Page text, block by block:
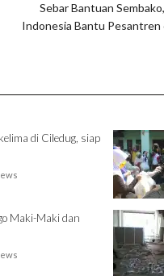
Sebar Bantuan
Indonesia Bantu Pesantren
di Ciledug, siap
Maki-Maki dan